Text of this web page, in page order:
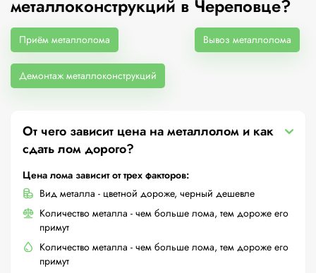
металлоконструкций в Череповце?
Приём металлолома Вывоз металлолома
Демонтаж металлоконструкций
От чего зависит цена на металлолом и как
сдать лом дорого?
Цена лома зависит от трех факторов:
Вид металла - цветной дороже, черный дешевле
Количество металла - чем больше лома, тем дороже его
примут
Количество металла - чем больше лома, тем дороже его
примут